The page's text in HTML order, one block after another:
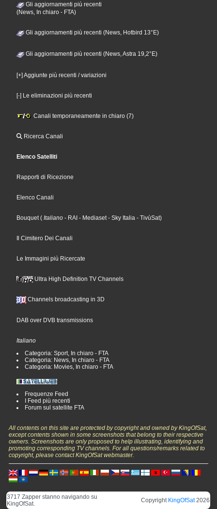
Gli aggiornamenti più recenti
(News, In chiaro - FTA)
Gli aggiornamenti più recenti (News, Hotbird 13°E)
Gli aggiornamenti più recenti (News, Astra 19,2°E)
[+] Aggiunte più recenti / variazioni
[-] Le eliminazioni più recenti
Canali temporaneamente in chiaro (7)
Ricerca Canali
Elenco Satelliti
Rapporti di Ricezione
Elenco Canali
Bouquet ( Italiano - RAI - Mediaset - Sky Italia - TivùSat)
Il Cimitero Dei Canali
Le Immagini più Ricercate
Ultra High Definition TV Channels
Channels broadcasting in 3D
DAB over DVB transmissions
Italiano
Categoria: Sport, In chiaro - FTA
Categoria: News, In chiaro - FTA
Categoria: Movies, In chiaro - FTA
Frequenze Feed
I Feed più recenti
Forum sul satellite FTA
All contents on this site are protected by copyright and owned by KingOfSat,
except contents shown in some screenshots that belong to their respective
owners. Screenshots are only proposed to help illustrating, identifying and
promoting corresponding TV channels. For all questions/remarks related to
copyright, please contact KingOfSat webmaster.
3717 Zapper stanno navigando su
KingOfSat.
Copyright KingOfSat2026